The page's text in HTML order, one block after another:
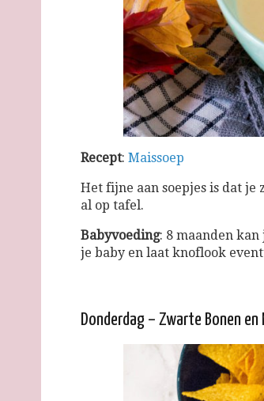
Recept: Maissoep
Het fijne aan soepjes is dat
al op tafel.
Babyvoeding: 8 maanden
je baby en laat knoflook
Donderdag – Zwarte Bonen en